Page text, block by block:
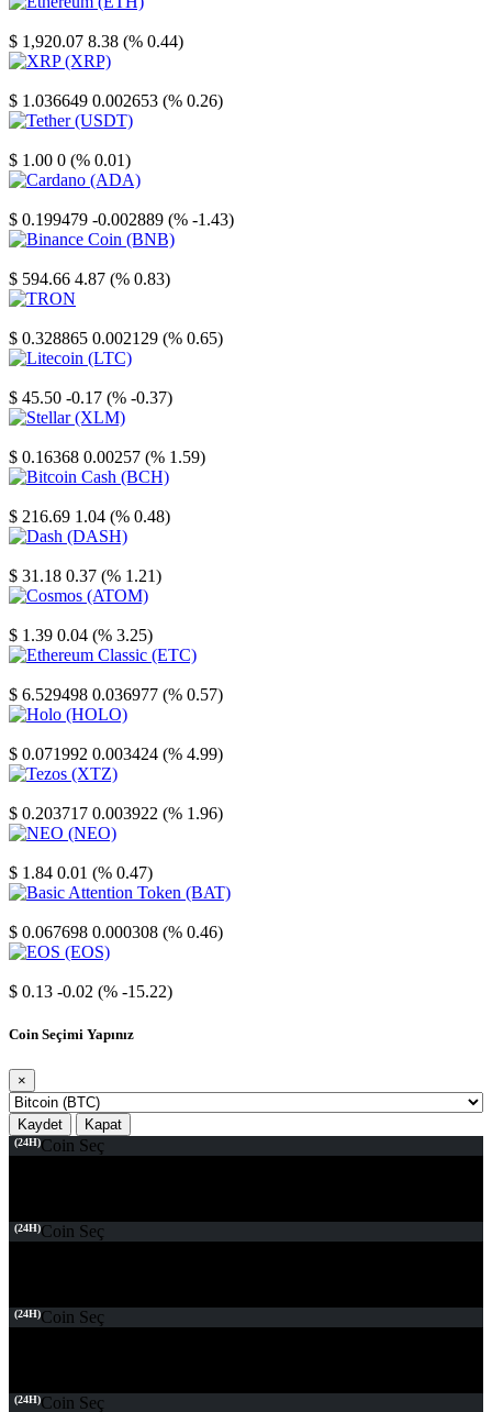
$ 1,920.07 8.38 (% 0.44)
$ 1.036649 0.002653 (% 0.26)
$ 1.00 0 (% 0.01)
$ 0.199479 -0.002889 (% -1.43)
$ 594.66 4.87 (% 0.83)
$ 0.328865 0.002129 (% 0.65)
$ 45.50 -0.17 (% -0.37)
$ 0.16368 0.00257 (% 1.59)
$ 216.69 1.04 (% 0.48)
$ 31.18 0.37 (% 1.21)
$ 1.39 0.04 (% 3.25)
$ 6.529498 0.036977 (% 0.57)
$ 0.071992 0.003424 (% 4.99)
$ 0.203717 0.003922 (% 1.96)
$ 1.84 0.01 (% 0.47)
$ 0.067698 0.000308 (% 0.46)
$ 0.13 -0.02 (% -15.22)
Coin Seçimi Yapınız
×
Kaydet Kapat
(24H)Coin Seç
(24H)Coin Seç
(24H)Coin Seç
(24H)Coin Seç